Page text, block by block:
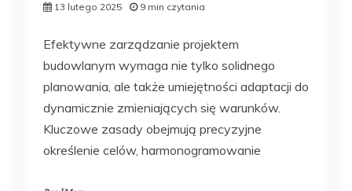
13 lutego 2025 9 min czytania
Efektywne zarządzanie projektem
budowlanym wymaga nie tylko solidnego
planowania, ale także umiejętności adaptacji do
dynamicznie zmieniających się warunków.
Kluczowe zasady obejmują precyzyjne
określenie celów, harmonogramowanie